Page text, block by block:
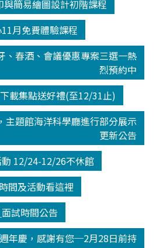
簡易繪圖設計初階課程
月免費體驗課程
、春酒、會議優惠專案三選一熱
烈預約中
載集點送好禮(至12/31止)
主題館海洋科學廳進行部分展示
更新公告
12/24-12/26不休館
間及活動看這裡
試時間公告
年慶，感謝有您─2月28日前持